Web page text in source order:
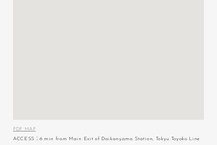
PDF MAP
ACCESS：6 min from Main Exit of Daikanyama Station, Tokyu Toyoko Line